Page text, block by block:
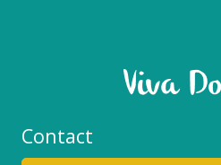
Contact